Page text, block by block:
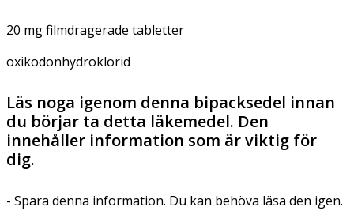
20 mg filmdragerade tabletter
oxikodonhydroklorid
Läs noga igenom denna bipacksedel innan
du börjar ta detta läkemedel. Den
innehåller information som är viktig för
dig.
- Spara denna information. Du kan behöva läsa den igen.